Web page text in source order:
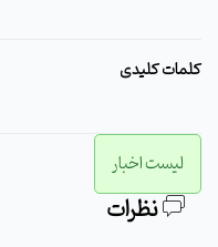
کلمات کلیدی
لیست اخبار
نظرات